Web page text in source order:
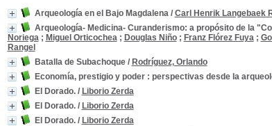
Arqueología en el Bajo Magdalena/ Carl Henrik Langebaek
Arqueología- Medicina- Curanderismo: a propósito de la
Noriega; Miguel Orticochea; Douglas Niño; Franz Flórez Fuya;
Rangel
Batalla de Subachoque/ Rodríguez, Orlando
Economía, prestigio y poder : perspectivas desde la
El Dorado./ Liborio Zerda
El Dorado./ Liborio Zerda
El Dorado./ Liborio Zerda